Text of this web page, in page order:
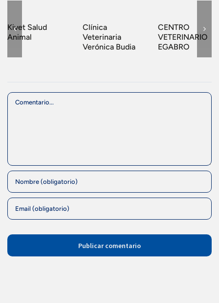
Kivet Salud
Animal
Clínica
Veterinaria
Verónica Budia
CENTRO
VETERINARIO
EGABRO
Comment